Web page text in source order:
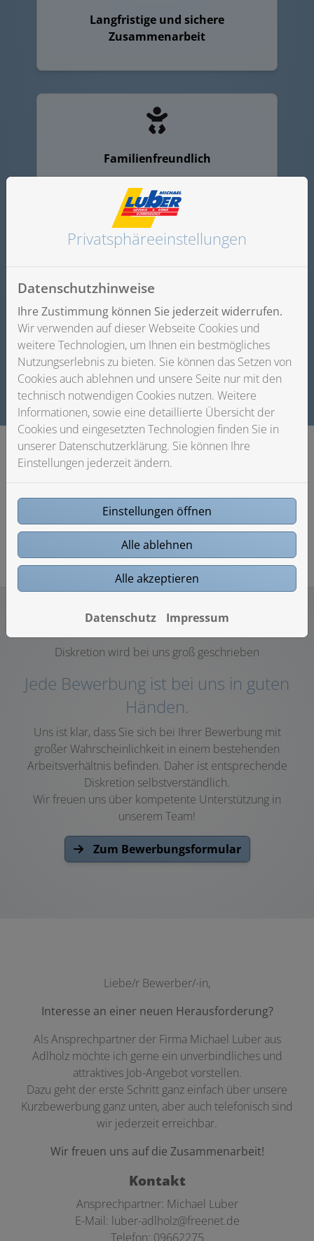
Langfristige und sichere
Zusammenarbeit
Familienfreundlich
Interessante und herausfordernde
Projekte
Zum Bewerbungsformular
Jetzt neue Wege gehen – Zeit für
Veränderung.
Diskretion wird bei uns groß geschrieben
Jede Bewerbung ist bei uns in guten
Händen.
Uns ist klar, dass Sie sich bei Ihrer Bewerbung mit
großer Wahrscheinlichkeit in einem bestehenden
Arbeitsverhältnis befinden. Daher ist entsprechende
Diskretion selbstverständlich.
Wir freuen uns über kompetente Unterstützung in
unserem Team!
Zum Bewerbungsformular
Liebe/r Bewerber/-in,
Interesse an einer neuen Herausforderung?
Als Ansprechpartner der Firma Michael Luber aus
Adlholz möchte ich gerne ein unverbindliches und
attraktives Job-Angebot vorstellen.
Dazu geht der erste Schritt ganz einfach über unsere
Kurzbewerbung ganz unten, aber auch telefonisch sind
wir jederzeit erreichbar.
Wir freuen uns auf die Zusammenarbeit!
Kontakt
Ansprechpartner: Michael Luber
E-Mail: luber-adlholz@freenet.de
Telefon: 09662275
Privatsphäre­einstellungen
Datenschutzhinweise
Ihre Zustimmung können Sie jederzeit widerrufen.
Wir verwenden auf dieser Webseite Cookies und
weitere Technologien, um Ihnen ein bestmögliches
Nutzungserlebnis zu bieten. Sie können das Setzen von
Cookies auch ablehnen und unsere Seite nur mit den
technisch notwendigen Cookies nutzen. Weitere
Informationen, sowie eine detaillierte Übersicht der
Cookies und eingesetzten Technologien finden Sie in
unserer Datenschutzerklärung. Sie können Ihre
Einstellungen jederzeit ändern.
Einstellungen öffnen
Alle ablehnen
Alle akzeptieren
Datenschutz Impressum